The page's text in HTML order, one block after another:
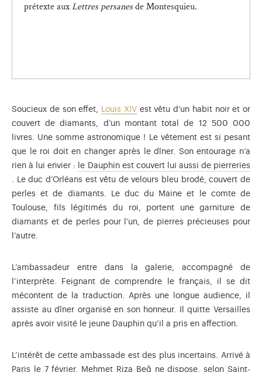
prétexte auxLettres persanesde Montesquieu.
Soucieux de son effet, Louis XIVest vêtu d’un habit noir et or
couvert de diamants, d’un montant total de 12 500 000
livres. Une somme astronomique ! Le vêtement est si pesant
que le roi doit en changer après le dîner. Son entourage n’a
rien à lui envier :
le Dauphin est couvert lui aussi de pierreries
Une toile représente le jeune Louis XIV ainsi richement vêtu.
. Le duc d’Orléans est vêtu de velours bleu brodé, couvert de
perles et de diamants. Le duc du Maine et le comte de
Toulouse, fils légitimés du roi, portent une garniture de
diamants et de perles pour l’un, de pierres précieuses pour
l’autre.
L’ambassadeur entre dans la galerie, accompagné de
l’interprète. Feignant de comprendre le français, il se dit
mécontent de la traduction. Après une longue audience, il
assiste au dîner organisé en son honneur. Il quitte Versailles
après avoir visité le jeune Dauphin qu’il a pris en affection.
L’intérêt de cette ambassade est des plus incertains. Arrivé à
Paris le 7 février, Mehmet Riza Beğ ne dispose, selon Saint-